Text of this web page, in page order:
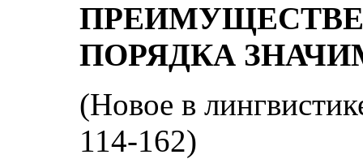
ПОРЯДКА
(Новое в
114-162)